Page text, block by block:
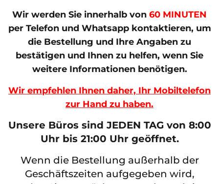
Wir werden Sie innerhalb von 60 MINUTEN
per Telefon und Whatsapp kontaktieren, um
die Bestellung und Ihre Angaben zu
bestätigen und Ihnen zu helfen, wenn Sie
weitere Informationen benötigen.
Wir empfehlen Ihnen daher, Ihr Mobiltelefon
zur Hand zu haben.
Unsere Büros sind JEDEN TAG von 8:00
Uhr bis 21:00 Uhr geöffnet.
Wenn die Bestellung außerhalb der
Geschäftszeiten aufgegeben wird,